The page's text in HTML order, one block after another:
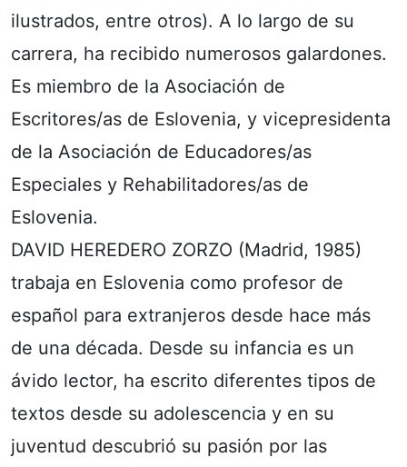
ilustrados, entre otros). A lo largo de su
carrera, ha recibido numerosos galardones.
Es miembro de la Asociación de
Escritores/as de Eslovenia, y vicepresidenta
de la Asociación de Educadores/as
Especiales y Rehabilitadores/as de
Eslovenia.
DAVID HEREDERO ZORZO (Madrid, 1985)
trabaja en Eslovenia como profesor de
español para extranjeros desde hace más
de una década. Desde su infancia es un
ávido lector, ha escrito diferentes tipos de
textos desde su adolescencia y en su
juventud descubrió su pasión por las